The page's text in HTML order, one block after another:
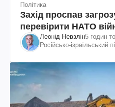
Політика
Захід проспав
перевірити НАТО
Леонід Невзлін5 годин
Російсько-ізраїльський